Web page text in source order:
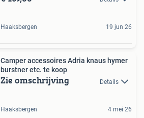
Haaksbergen 19 jun 26
Camper accessoires Adria knaus hymer
burstner etc. te koop
Zie omschrijving Details
Haaksbergen 4 mei 26